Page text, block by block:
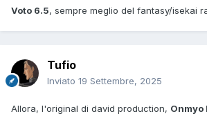
Voto 6.5, sempre meglio del fantasy/isekai
Tufio
Inviato 19 Settembre, 2025
Allora, l'original di david production, Onmyo